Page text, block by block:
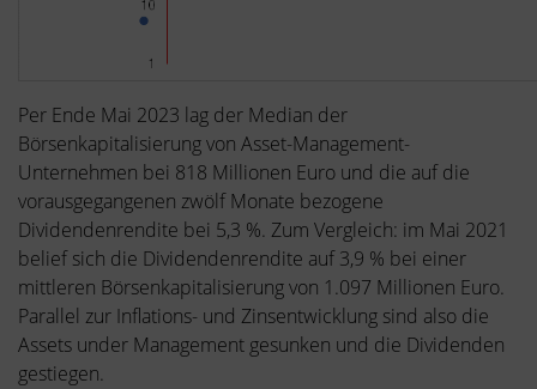
Per Ende Mai 2023 lag der Median der
Börsenkapitalisierung von Asset-Management-
Unternehmen bei 818 Millionen Euro und die auf die
vorausgegangenen zwölf Monate bezogene
Dividendenrendite bei 5,3 %. Zum Vergleich: im Mai 2021
belief sich die Dividendenrendite auf 3,9 % bei einer
mittleren Börsenkapitalisierung von 1.097 Millionen Euro.
Parallel zur Inflations- und Zinsentwicklung sind also die
Assets under Management gesunken und die Dividenden
gestiegen.